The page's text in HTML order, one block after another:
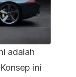
adalah
ini